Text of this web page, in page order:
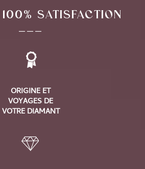
SATISFACTION
ORIGINE ET
VOYAGES DE
VOTRE DIAMANT